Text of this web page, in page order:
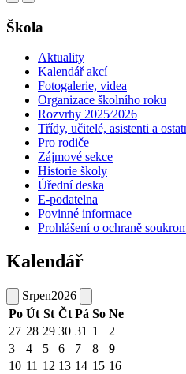
Škola
Aktuality
Kalendář akcí
Fotogalerie, videa
Organizace školního roku
Rozvrhy 2025⁄2026
Třídy, učitelé, asistenti a
Pro rodiče
Zájmové sekce
Historie školy
Úřední deska
E-podatelna
Povinné informace
Prohlášení o ochraně
Kalendář
Srpen2026
Po Út St Čt Pá So Ne
27 28 29 30 31 1
2
3
4 5 6 7 8
9
10 11 12 13 14 15 16